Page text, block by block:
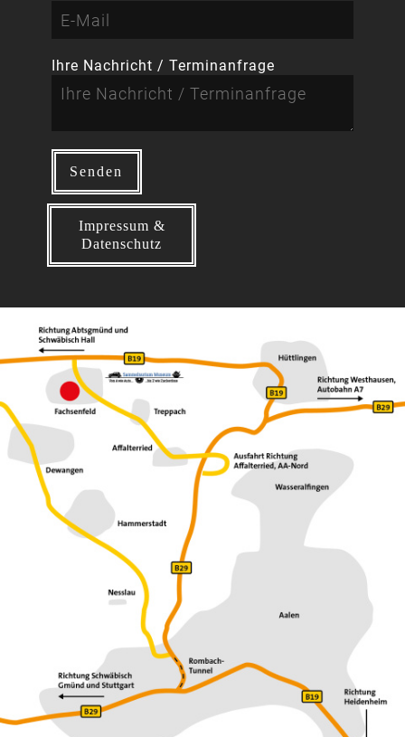
Ihre Nachricht / Terminanfrage
Impressum &
Datenschutz